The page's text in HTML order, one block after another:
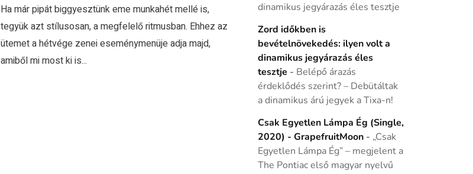
Ha már pipát biggyesztünk eme munkahét mellé is,
tegyük azt stílusosan, a megfelelő ritmusban. Ehhez az
ütemet a hétvége zenei eseménymenüje adja majd,
amiből mi most ki is...
dinamikus jegyárazás éles tesztje
Zord időkben is
bevételnövekedés: ilyen volt a
dinamikus jegyárazás éles
tesztje - Belépő árazás
érdeklődés szerint? – Debütáltak
a dinamikus árú jegyek a Tixa-n!
Csak Egyetlen Lámpa Ég (Single,
2020) - GrapefruitMoon- „Csak
Egyetlen Lámpa Ég” – megjelent a
The Pontiac első magyar nyelvű